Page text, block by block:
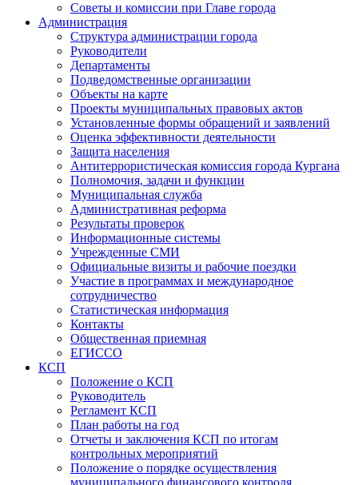
Советы и комиссии при Главе города
Администрация
Структура администрации города
Руководители
Департаменты
Подведомственные организации
Объекты на карте
Проекты муниципальных правовых актов
Установленные формы обращений и заявлений
Оценка эффективности деятельности
Защита населения
Антитеррористическая комиссия города Кургана
Полномочия, задачи и функции
Муниципальная служба
Административная реформа
Результаты проверок
Информационные системы
Учрежденные СМИ
Официальные визиты и рабочие поездки
Участие в программах и международное
сотрудничество
Статистическая информация
Контакты
Общественная приемная
ЕГИССО
КСП
Положение о КСП
Руководитель
Регламент КСП
План работы на год
Отчеты и заключения КСП по итогам
контрольных мероприятий
Положение о порядке осуществления
муниципального финансового контроля